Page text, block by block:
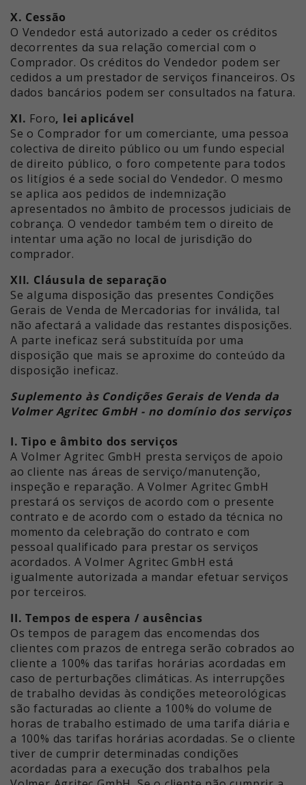
X. Cessão
O Vendedor está autorizado a ceder os créditos
decorrentes da sua relação comercial com o
Comprador. Os créditos do Vendedor podem ser
cedidos a um prestador de serviços financeiros. Os
dados bancários podem ser consultados na fatura.
XI. Foro, lei aplicável
Se o Comprador for um comerciante, uma pessoa
colectiva de direito público ou um fundo especial
de direito público, o foro competente para todos
os litígios é a sede social do Vendedor. O mesmo
se aplica aos pedidos de indemnização
apresentados no âmbito de processos judiciais de
cobrança. O vendedor também tem o direito de
intentar uma ação no local de jurisdição do
comprador.
XII. Cláusula de separação
Se alguma disposição das presentes Condições
Gerais de Venda de Mercadorias for inválida, tal
não afectará a validade das restantes disposições.
A parte ineficaz será substituída por uma
disposição que mais se aproxime do conteúdo da
disposição ineficaz.
Suplemento às Condições Gerais de Venda da
Volmer Agritec GmbH - no domínio dos serviços
I. Tipo e âmbito dos serviços
A Volmer Agritec GmbH presta serviços de apoio
ao cliente nas áreas de serviço/manutenção,
inspeção e reparação. A Volmer Agritec GmbH
prestará os serviços de acordo com o presente
contrato e de acordo com o estado da técnica no
momento da celebração do contrato e com
pessoal qualificado para prestar os serviços
acordados. A Volmer Agritec GmbH está
igualmente autorizada a mandar efetuar serviços
por terceiros.
II. Tempos de espera / ausências
Os tempos de paragem das encomendas dos
clientes com prazos de entrega serão cobrados ao
cliente a 100% das tarifas horárias acordadas em
caso de perturbações climáticas. As interrupções
de trabalho devidas às condições meteorológicas
são facturadas ao cliente a 100% do volume de
horas de trabalho estimado de uma tarifa diária e
a 100% das tarifas horárias acordadas. Se o cliente
tiver de cumprir determinadas condições
acordadas para a execução dos trabalhos pela